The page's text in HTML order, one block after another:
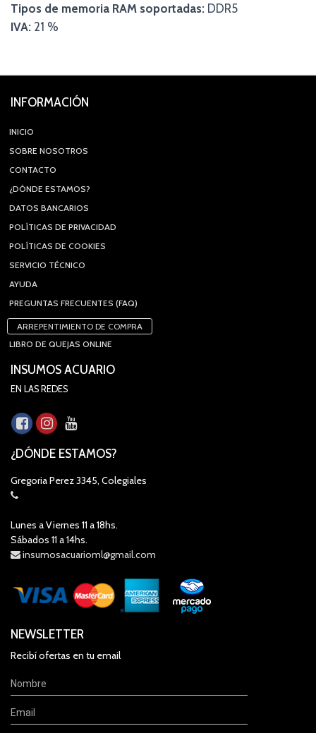
Tipos de memoria RAM soportadas: DDR5
IVA: 21 %
INFORMACIÓN
INICIO
SOBRE NOSOTROS
CONTACTO
¿DÓNDE ESTAMOS?
DATOS BANCARIOS
POLÍTICAS DE PRIVACIDAD
POLÍTICAS DE COOKIES
SERVICIO TÉCNICO
AYUDA
PREGUNTAS FRECUENTES (FAQ)
ARREPENTIMIENTO DE COMPRA
LIBRO DE QUEJAS ONLINE
INSUMOS ACUARIO
EN LAS REDES
¿DÓNDE ESTAMOS?
Gregoria Perez 3345, Colegiales
Lunes a Viernes 11 a 18hs.
Sábados 11 a 14hs.
insumosacuarioml@gmail.com
NEWSLETTER
Recibí ofertas en tu email